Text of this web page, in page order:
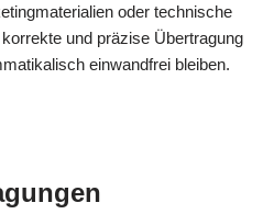
oder technische
und präzise Übertragung
einwandfrei bleiben.